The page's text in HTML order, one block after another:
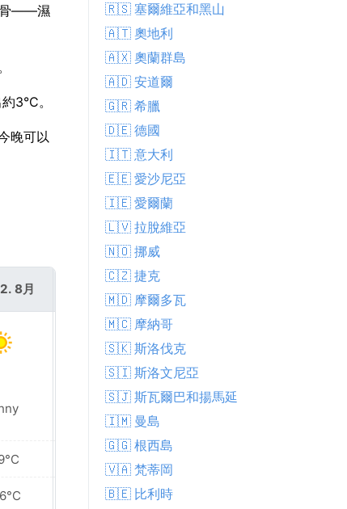
骨——濕
3°C。
晚可以
8月
23.0°C
🇷🇸 塞爾維亞和黑山
🇦🇹 奧地利
🇦🇽 奧蘭群島
🇦🇩 安道爾
🇬🇷 希臘
🇩🇪 德國
🇮🇹 意大利
🇪🇪 愛沙尼亞
🇮🇪 愛爾蘭
🇱🇻 拉脫維亞
🇳🇴 挪威
🇨🇿 捷克
🇲🇩 摩爾多瓦
🇲🇨 摩納哥
🇸🇰 斯洛伐克
🇸🇮 斯洛文尼亞
🇸🇯 斯瓦爾巴和揚馬延
🇮🇲 曼島
🇬🇬 根西島
🇻🇦 梵蒂岡
🇧🇪 比利時